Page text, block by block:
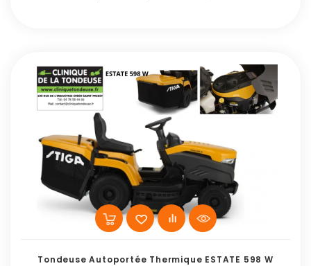
Tondeuse Autoportée Thermique ESTATE 598 W